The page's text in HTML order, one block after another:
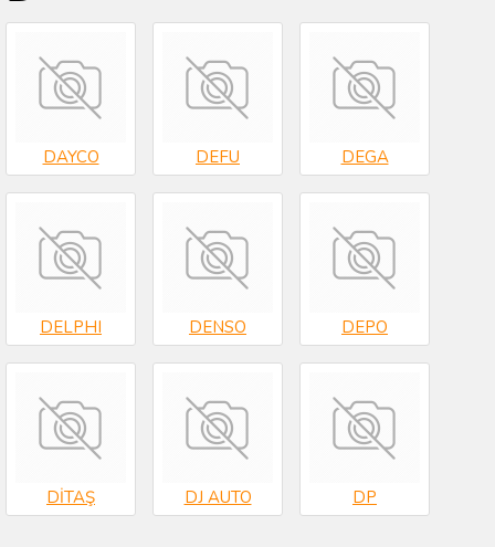
DAYCO DEFU DEGA
DELPHI DENSO DEPO
DİTAŞ DJ AUTO DP